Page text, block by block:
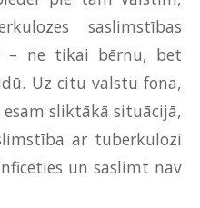
saslimstības
– ne tikai bērnu, bet
Uz citu valstu fona,
sliktākā situācijā,
ar tuberkulozi
un saslimt nav